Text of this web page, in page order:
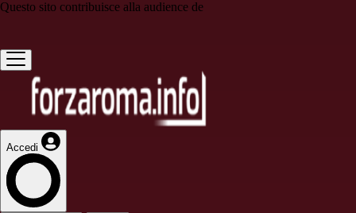
Questo sito contribuisce alla audience de
Accedi